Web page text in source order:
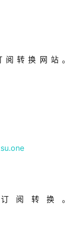
转换网站。
阅转换。